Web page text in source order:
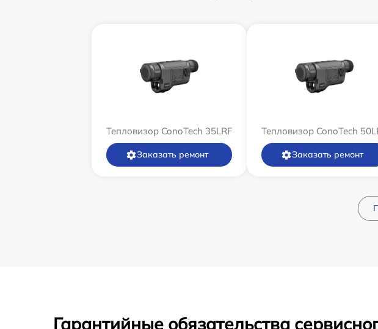
Тепловизор ConoTech 35LRF
Заказать ремонт
Тепловизор ConoTech
Заказать ремонт
Гарантийные обязательства